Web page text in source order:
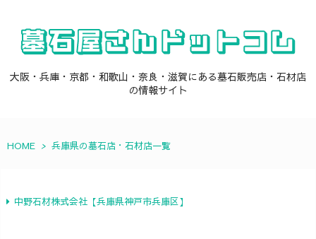
大阪・兵庫・京都・和歌山・奈良・滋賀にある墓石販売店・石材店
の情報サイト
HOME > 兵庫県の墓石店・石材店一覧
中野石材株式会社【兵庫県神戸市兵庫区】